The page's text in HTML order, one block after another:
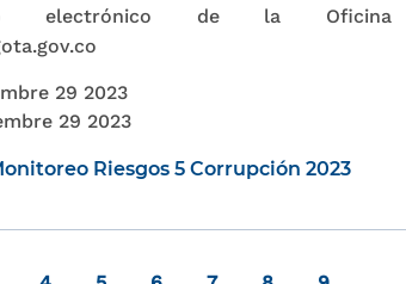
electrónico de la Oficina
29 2023
29 2023
Riesgos 5 Corrupción 2023